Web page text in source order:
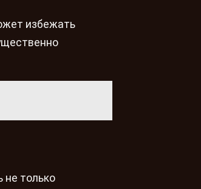
избежать
не только